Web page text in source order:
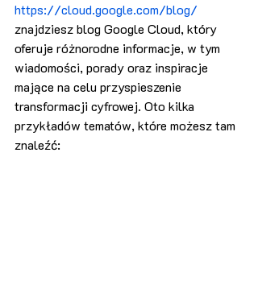
https://cloud.google.com/blog/
znajdziesz blog Google Cloud, który
oferuje różnorodne informacje, w tym
wiadomości, porady oraz inspiracje
mające na celu przyspieszenie
transformacji cyfrowej. Oto kilka
przykładów tematów, które możesz tam
znaleźć: